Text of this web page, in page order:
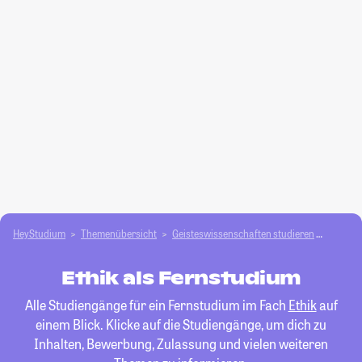
HeyStudium Themenübersicht Geisteswissenschaften studieren
Ethik als Fernstudium
Alle Studiengänge für ein Fernstudium im Fach Ethikauf
einem Blick. Klicke auf die Studiengänge, um dich zu
Inhalten, Bewerbung, Zulassung und vielen weiteren